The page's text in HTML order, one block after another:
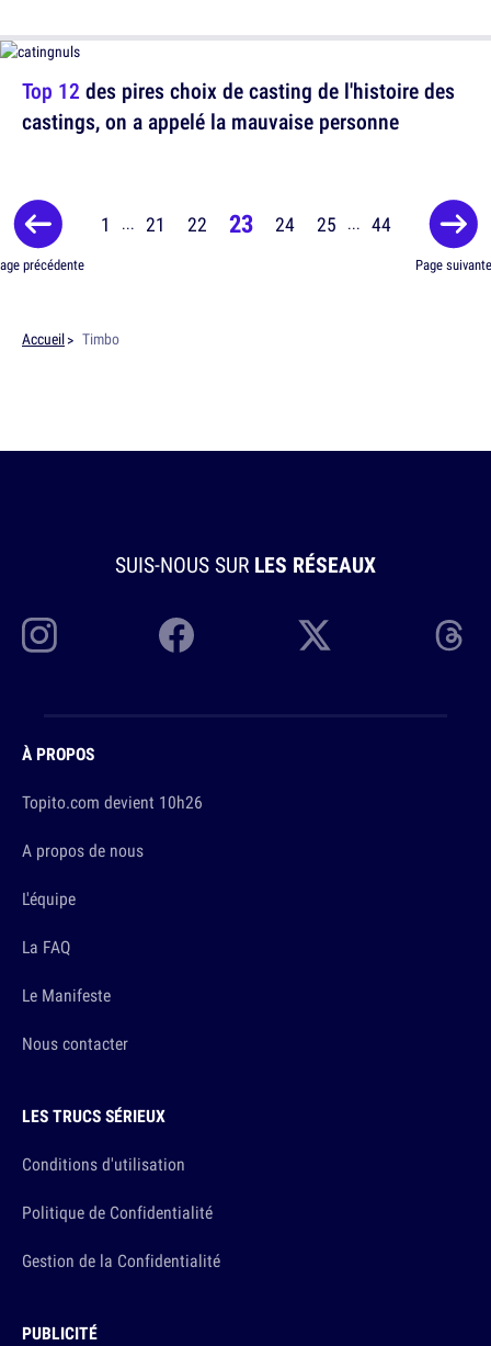
Top 12 des pires choix de casting de l'histoire des
castings, on a appelé la mauvaise personne
précédente
1 ... 21 22 23 24 25 ... 44
Page suivante
Accueil Timbo
SUIS-NOUS SUR LES RÉSEAUX
À PROPOS
Topito.com devient 10h26
A propos de nous
L'équipe
La FAQ
Le Manifeste
Nous contacter
LES TRUCS SÉRIEUX
Conditions d'utilisation
Politique de Confidentialité
Gestion de la Confidentialité
PUBLICITÉ